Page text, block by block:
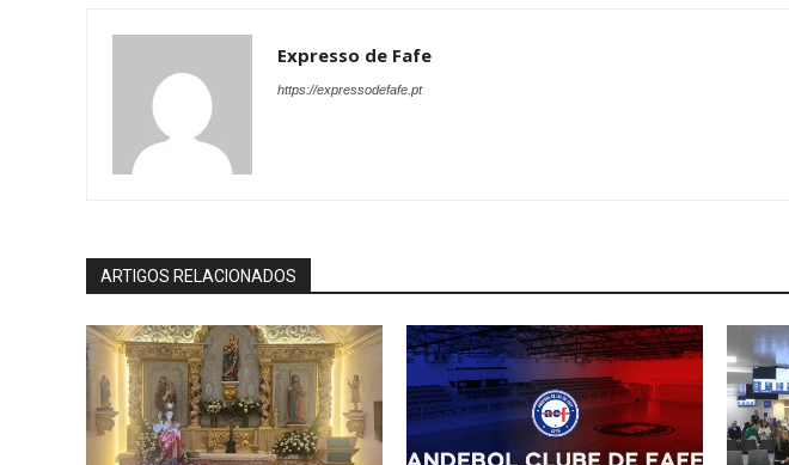
Expresso de Fafe
https://expressodefafe.pt
ARTIGOS RELACIONADOS